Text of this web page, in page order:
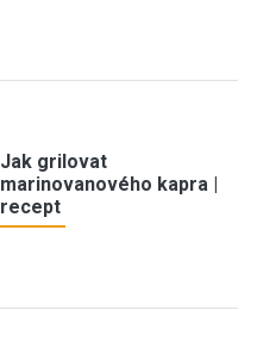
Jak grilovat
marinovanového kapra |
recept